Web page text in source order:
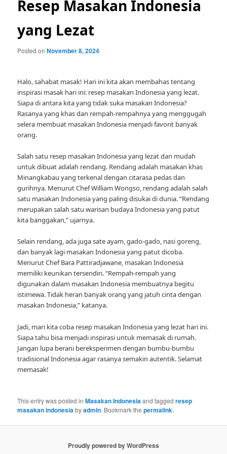
Resep Masakan Indonesia
yang Lezat
Posted onNovember 8, 2024
Halo, sahabat masak! Hari ini kita akan membahas tentang
inspirasi masak hari ini: resep masakan Indonesia yang lezat.
Siapa di antara kita yang tidak suka masakan Indonesia?
Rasanya yang khas dan rempah-rempahnya yang menggugah
selera membuat masakan Indonesia menjadi favorit banyak
orang.
Salah satu resep masakan Indonesia yang lezat dan mudah
untuk dibuat adalah rendang. Rendang adalah masakan khas
Minangkabau yang terkenal dengan citarasa pedas dan
gurihnya. Menurut Chef William Wongso, rendang adalah salah
satu masakan Indonesia yang paling disukai di dunia. “Rendang
merupakan salah satu warisan budaya Indonesia yang patut
kita banggakan,” ujarnya.
Selain rendang, ada juga sate ayam, gado-gado, nasi goreng,
dan banyak lagi masakan Indonesia yang patut dicoba.
Menurut Chef Bara Pattiradjawane, masakan Indonesia
memiliki keunikan tersendiri. “Rempah-rempah yang
digunakan dalam masakan Indonesia membuatnya begitu
istimewa. Tidak heran banyak orang yang jatuh cinta dengan
masakan Indonesia,” katanya.
Jadi, mari kita coba resep masakan Indonesia yang lezat hari ini.
Siapa tahu bisa menjadi inspirasi untuk memasak di rumah.
Jangan lupa berani bereksperimen dengan bumbu-bumbu
tradisional Indonesia agar rasanya semakin autentik. Selamat
memasak!
This entry was posted inMasakan Indonesiaand taggedresep
masakan indonesiabyadmin. Bookmark thepermalink.
Proudly powered by WordPress